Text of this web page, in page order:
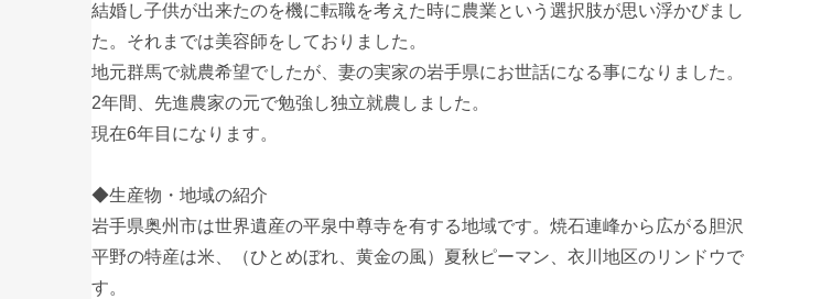
結婚し子供が出来たのを機に転職を考えた時に農業という選択肢が思い浮かびまし
た。それまでは美容師をしておりました。
地元群馬で就農希望でしたが、妻の実家の岩手県にお世話になる事になりました。
2年間、先進農家の元で勉強し独立就農しました。
現在6年目になります。
◆生産物・地域の紹介
岩手県奥州市は世界遺産の平泉中尊寺を有する地域です。焼石連峰から広がる胆沢
平野の特産は米、（ひとめぼれ、黄金の風）夏秋ピーマン、衣川地区のリンドウで
す。